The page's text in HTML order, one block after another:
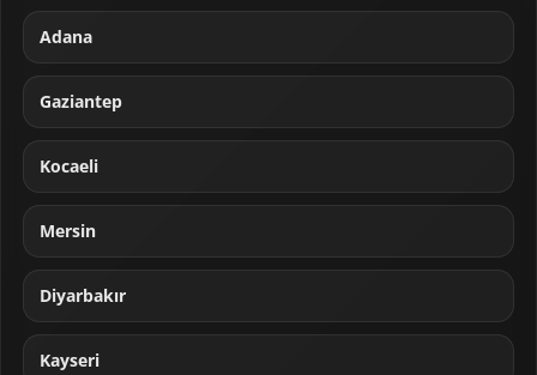
Adana
Gaziantep
Kocaeli
Mersin
Diyarbakır
Kayseri